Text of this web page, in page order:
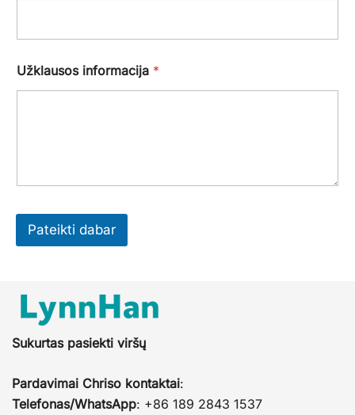
Užklausos informacija *
Pateikti dabar
Sukurtas pasiekti viršų
Pardavimai Chriso kontaktai:
Telefonas/WhatsApp: +86 189 2843 1537